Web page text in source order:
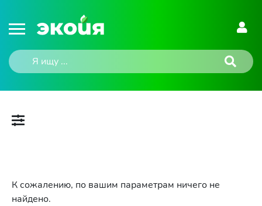
К сожалению, по вашим параметрам ничего не
найдено.